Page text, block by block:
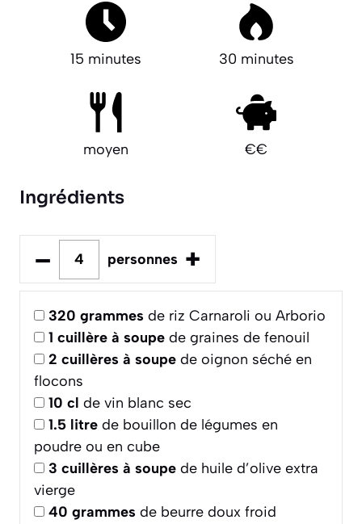
15 minutes 30 minutes
moyen €€
Ingrédients
– personnes +
320 grammes de riz Carnaroli ou Arborio
1 cuillère à soupe de graines de fenouil
2 cuillères à soupe de oignon séché en
flocons
10 cl de vin blanc sec
1.5 litre de bouillon de légumes en
poudre ou en cube
3 cuillères à soupe de huile d’olive extra
vierge
40 grammes de beurre doux froid